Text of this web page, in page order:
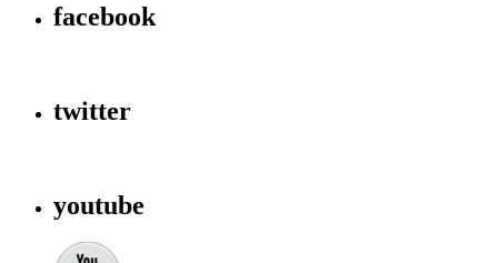
facebook
twitter
youtube